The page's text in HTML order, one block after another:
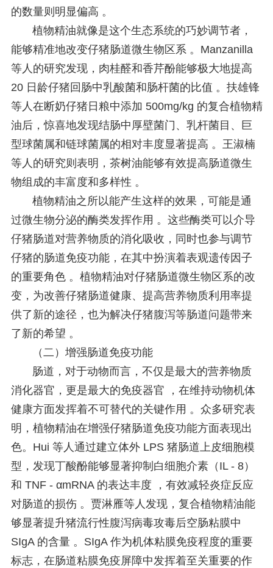
的数量则明显偏高 。
植物精油就像是这个生态系统的巧妙调节者，
能够精准地改变仔猪肠道微生物区系 。Manzanilla
等人的研究发现，肉桂醛和香芹酚能够极大地提高
20 日龄仔猪回肠中乳酸菌和肠杆菌的比值 。扶雄锋
等人在断奶仔猪日粮中添加 500mg/kg 的复合植物精
油后，惊喜地发现结肠中厚壁菌门、乳杆菌目、巨
型球菌属和链球菌属的相对丰度显著提高 。王淑楠
等人的研究则表明，茶树油能够有效提高肠道微生
物组成的丰富度和多样性 。
植物精油之所以能产生这样的效果，可能是通
过微生物分泌的酶类发挥作用 。这些酶类可以介导
仔猪肠道对营养物质的消化吸收，同时也参与调节
仔猪的肠道免疫功能，在其中扮演着表观遗传因子
的重要角色 。植物精油对仔猪肠道微生物区系的改
变，为改善仔猪肠道健康、提高营养物质利用率提
供了新的途径，也为解决仔猪腹泻等肠道问题带来
了新的希望 。
（二）增强肠道免疫功能
肠道，对于动物而言，不仅是最大的营养物质
消化器官，更是最大的免疫器官 ，在维持动物机体
健康方面发挥着不可替代的关键作用 。众多研究表
明，植物精油在增强仔猪肠道免疫功能方面表现出
色。Hui 等人通过建立体外 LPS 猪肠道上皮细胞模
型，发现丁酸酚能够显著抑制白细胞介素（IL - 8）
和 TNF - αmRNA 的表达丰度 ，有效减轻炎症反应
对肠道的损伤 。贾淋雁等人发现，复合植物精油能
够显著提升猪流行性腹泻病毒攻毒后空肠粘膜中
SIgA 的含量 。SIgA 作为机体粘膜免疫程度的重要
标志，在肠道粘膜免疫屏障中发挥着至关重要的作